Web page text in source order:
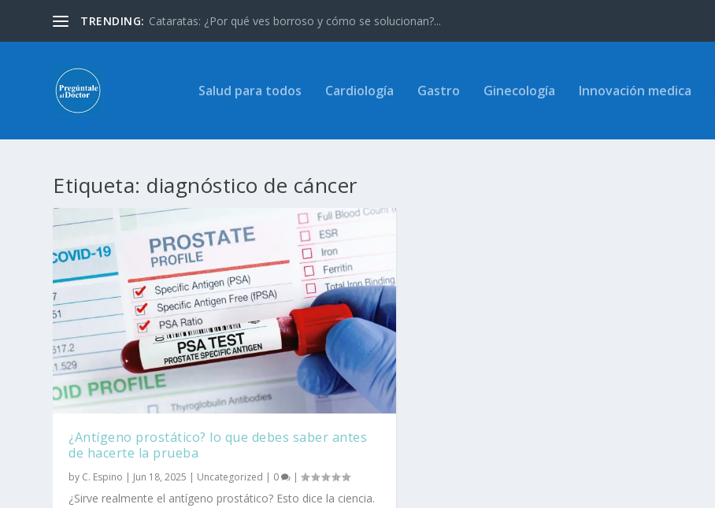
TRENDING: Cataratas: ¿Por qué ves borroso y cómo se solucionan?...
Salud para todos Cardiología Gastro Ginecología Innovación medica
Etiqueta: diagnóstico de cáncer
¿Antígeno prostático? lo que debes saber antes
de hacerte la prueba
by C. Espino | Jun 18, 2025 | Uncategorized | 0 |
¿Sirve realmente el antígeno prostático? Esto dice la ciencia.